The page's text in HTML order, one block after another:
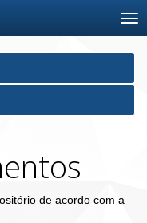
de acordo com a